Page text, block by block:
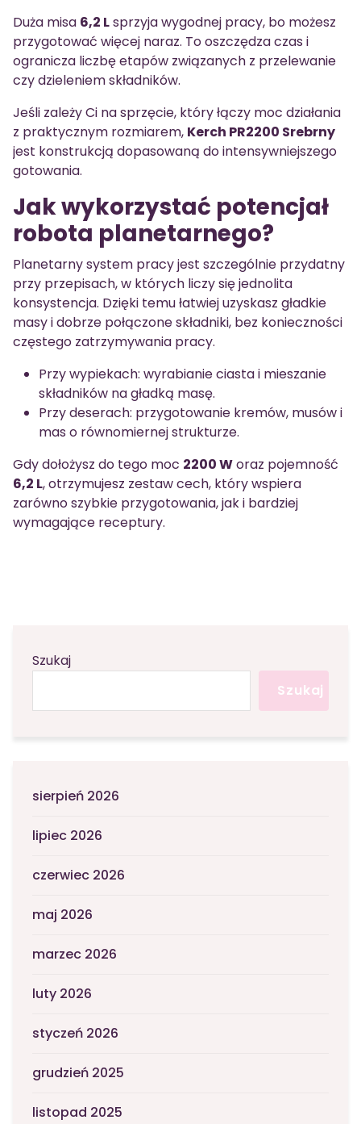
Duża misa 6,2 Lsprzyja wygodnej pracy, bo możesz
przygotować więcej naraz. To oszczędza czas i
ogranicza liczbę etapów związanych z przelewanie
czy dzieleniem składników.
Jeśli zależy Ci na sprzęcie, który łączy moc działania
z praktycznym rozmiarem, Kerch PR2200 Srebrny
jest konstrukcją dopasowaną do intensywniejszego
gotowania.
Jak wykorzystać potencjał
robota planetarnego?
Planetarny system pracy jest szczególnie przydatny
przy przepisach, w których liczy się jednolita
konsystencja. Dzięki temu łatwiej uzyskasz gładkie
masy i dobrze połączone składniki, bez konieczności
częstego zatrzymywania pracy.
Przy wypiekach: wyrabianie ciasta i mieszanie
składników na gładką masę.
Przy deserach: przygotowanie kremów, musów i
mas o równomiernej strukturze.
Gdy dołożysz do tego moc 2200 Woraz pojemność
6,2 L, otrzymujesz zestaw cech, który wspiera
zarówno szybkie przygotowania, jak i bardziej
wymagające receptury.
Szukaj
Szukaj
sierpień 2026
lipiec 2026
czerwiec 2026
maj 2026
marzec 2026
luty 2026
styczeń 2026
grudzień 2025
listopad 2025